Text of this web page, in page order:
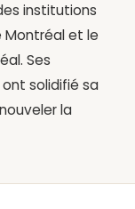
institutions
Montréal et le
Ses
solidifié sa
la